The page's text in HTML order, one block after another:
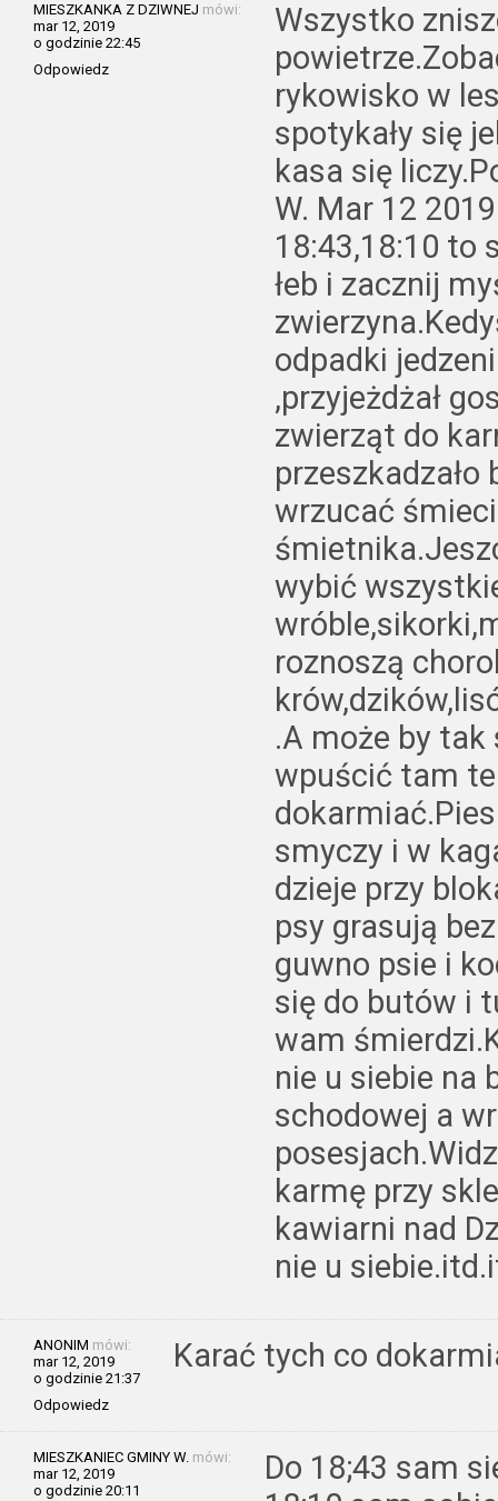
MIESZKANKA Z DZIWNEJ mówi:
mar 12, 2019
o godzinie 22:45
Odpowiedz
Wszystko
rykowisko w
spotykały się
kasa się
W. Mar 12
18:43,18:10 to
łeb i zacznij
odpadki
,przyjeżdżał
zwierząt do
wrzucać
wybić
roznoszą
.A może by tak
wpuścić tam
smyczy i w
dzieje przy
psy grasują
guwno psie i
się do butów i
wam
nie u siebie na
schodowej a
karmę przy
kawiarni nad
nie u
ANONIM mówi:
mar 12, 2019
o godzinie 21:37
Odpowiedz
Karać tych co
MIESZKANIEC GMINY W. mówi:
mar 12, 2019
o godzinie 20:11
Do 18;43 sam